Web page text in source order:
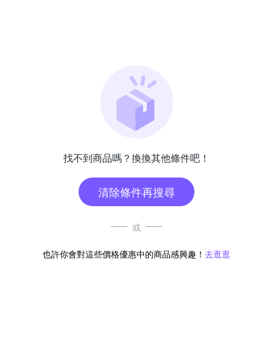
找不到商品嗎？換換其他條件吧！
清除條件再搜尋
或
也許你會對這些價格優惠中的商品感興趣！ 去逛逛